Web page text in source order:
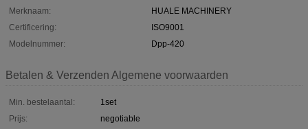
Merknaam:
HUALE MACHINERY
Certificering:
ISO9001
Modelnummer:
Dpp-420
Betalen & Verzenden Algemene voorwaarden
Min. bestelaantal:
1set
Prijs:
negotiable